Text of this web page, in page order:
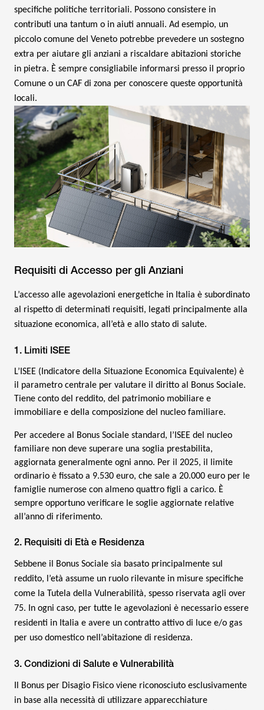
specifiche politiche territoriali. Possono consistere in
contributi una tantum o in aiuti annuali. Ad esempio, un
piccolo comune del Veneto potrebbe prevedere un sostegno
extra per aiutare gli anziani a riscaldare abitazioni storiche
in pietra. È sempre consigliabile informarsi presso il proprio
Comune o un CAF di zona per conoscere queste opportunità
locali.
Requisiti di Accesso per gli Anziani
L’accesso alle agevolazioni energetiche in Italia è subordinato
al rispetto di determinati requisiti, legati principalmente alla
situazione economica, all’età e allo stato di salute.
1. Limiti ISEE
L’ISEE (Indicatore della Situazione Economica Equivalente) è
il parametro centrale per valutare il diritto al Bonus Sociale.
Tiene conto del reddito, del patrimonio mobiliare e
immobiliare e della composizione del nucleo familiare.
Per accedere al Bonus Sociale standard, l’ISEE del nucleo
familiare non deve superare una soglia prestabilita,
aggiornata generalmente ogni anno. Per il 2025, il limite
ordinario è fissato a 9.530 euro, che sale a 20.000 euro per le
famiglie numerose con almeno quattro figli a carico. È
sempre opportuno verificare le soglie aggiornate relative
all’anno di riferimento.
2. Requisiti di Età e Residenza
Sebbene il Bonus Sociale sia basato principalmente sul
reddito, l’età assume un ruolo rilevante in misure specifiche
come la Tutela della Vulnerabilità, spesso riservata agli over
75. In ogni caso, per tutte le agevolazioni è necessario essere
residenti in Italia e avere un contratto attivo di luce e/o gas
per uso domestico nell’abitazione di residenza.
3. Condizioni di Salute e Vulnerabilità
Il Bonus per Disagio Fisico viene riconosciuto esclusivamente
in base alla necessità di utilizzare apparecchiature